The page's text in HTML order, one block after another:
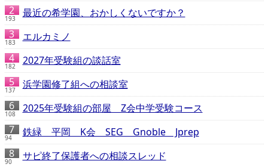
193 最近の希学園、おかしくないですか？
183 エルカミノ
182 2027年受験組の談話室
137 浜学園修了組への相談室
108 2025年受験組の部屋 Z会中学受験コース
94 鉄緑 平岡 K会 SEG Gnoble Jprep
90 サピ終了保護者への相談スレッド